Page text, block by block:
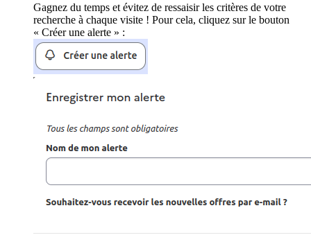
Gagnez du temps et évitez de ressaisir les critères de votre
recherche à chaque visite ! Pour cela, cliquez sur le bouton
« Créer une alerte » :